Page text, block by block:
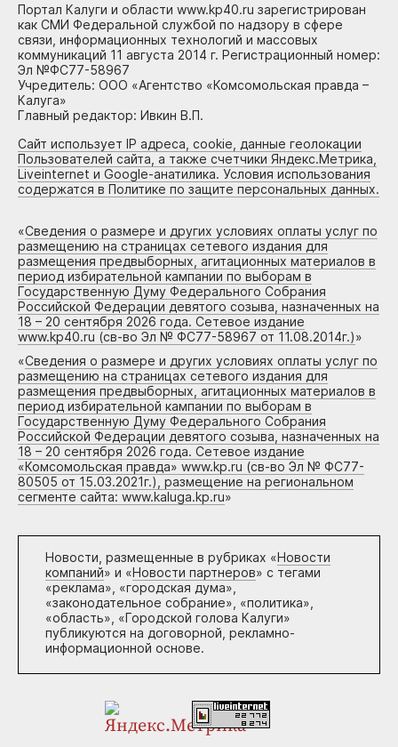
Портал Калуги и области www.kp40.ru зарегистрирован
как СМИ Федеральной службой по надзору в сфере
связи, информационных технологий и массовых
коммуникаций 11 августа 2014 г. Регистрационный номер:
Эл №ФС77-58967
Учредитель: ООО «Агентство «Комсомольская правда –
Калуга»
Главный редактор: Ивкин В.П.
Сайт использует IP адреса, cookie, данные геолокации
Пользователей сайта, а также счетчики Яндекс.Метрика,
Liveinternet и Google-анатилика. Условия использования
содержатся в Политике по защите персональных данных.
«Сведения о размере и других условиях оплаты услуг по
размещению на страницах сетевого издания для
размещения предвыборных, агитационных материалов в
период избирательной кампании по выборам в
Государственную Думу Федерального Собрания
Российской Федерации девятого созыва, назначенных на
18 – 20 сентября 2026 года. Сетевое издание
www.kp40.ru (св-во Эл № ФС77-58967 от 11.08.2014г.)»
«Сведения о размере и других условиях оплаты услуг по
размещению на страницах сетевого издания для
размещения предвыборных, агитационных материалов в
период избирательной кампании по выборам в
Государственную Думу Федерального Собрания
Российской Федерации девятого созыва, назначенных на
18 – 20 сентября 2026 года. Сетевое издание
«Комсомольская правда» www.kp.ru (св-во Эл № ФС77-
80505 от 15.03.2021г.), размещение на региональном
сегменте сайта: www.kaluga.kp.ru»
Новости, размещенные в рубриках «Новости
компаний» и «Новости партнеров» с тегами
«реклама», «городская дума»,
«законодательное собрание», «политика»,
«область», «Городской голова Калуги»
публикуются на договорной, рекламно-
информационной основе.